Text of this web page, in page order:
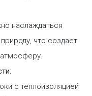
наслаждаться
что создает
:
с теплоизоляцией